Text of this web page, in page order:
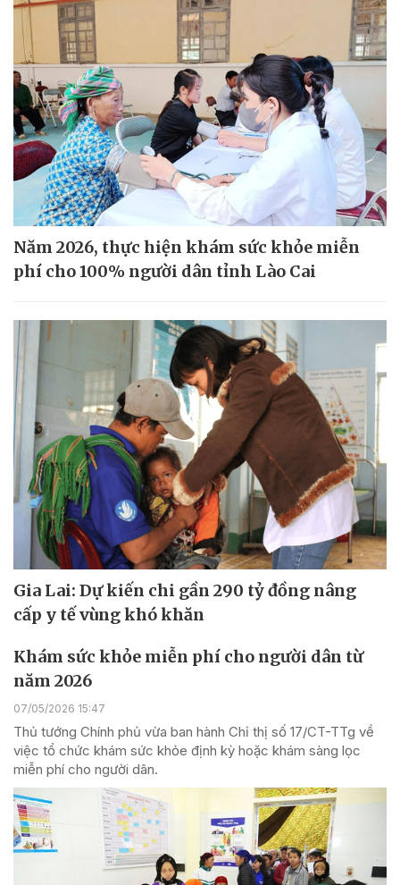
Năm 2026, thực hiện khám sức khỏe miễn
phí cho 100% người dân tỉnh Lào Cai
Gia Lai: Dự kiến chi gần 290 tỷ đồng nâng
cấp y tế vùng khó khăn
Khám sức khỏe miễn phí cho người dân từ
năm 2026
07/05/2026 15:47
Thủ tướng Chính phủ vừa ban hành Chỉ thị số 17/CT-TTg về
việc tổ chức khám sức khỏe định kỳ hoặc khám sàng lọc
miễn phí cho người dân.